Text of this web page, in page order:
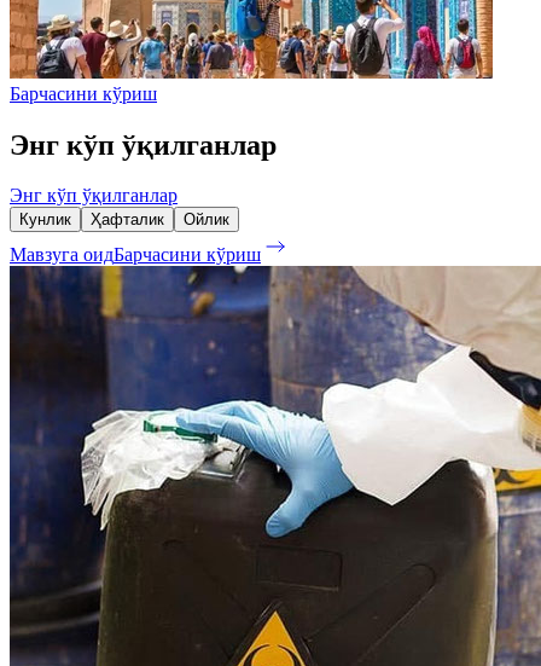
Барчасини кўриш
Энг кўп ўқилганлар
Энг кўп ўқилганлар
Кунлик Ҳафталик Ойлик
Мавзуга оидБарчасини кўриш